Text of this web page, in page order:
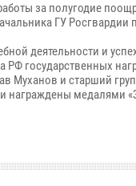
за полугодие
ГУ Росгвардии
деятельности и
государственных
Муханов и старший
медалями